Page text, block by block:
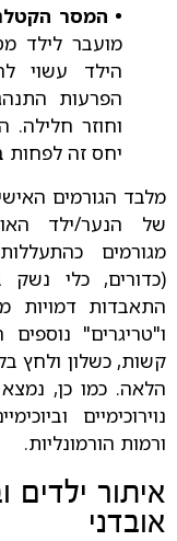
• המסר
מועבר לילד
הילד עשוי
הפרעות
וחוזר חלילה.
יחס זה לפחות
מלבד הגורמים
של הנער/ילד
מגורמים
(כדורים, כלי
התאבדות דמויות
ו"טריגרים"
קשות, כשלון ולחץ
הלאה. כמו כן,
נוירוכימיים
ורמות הורמונליות.
איתור ילדים
אובדני